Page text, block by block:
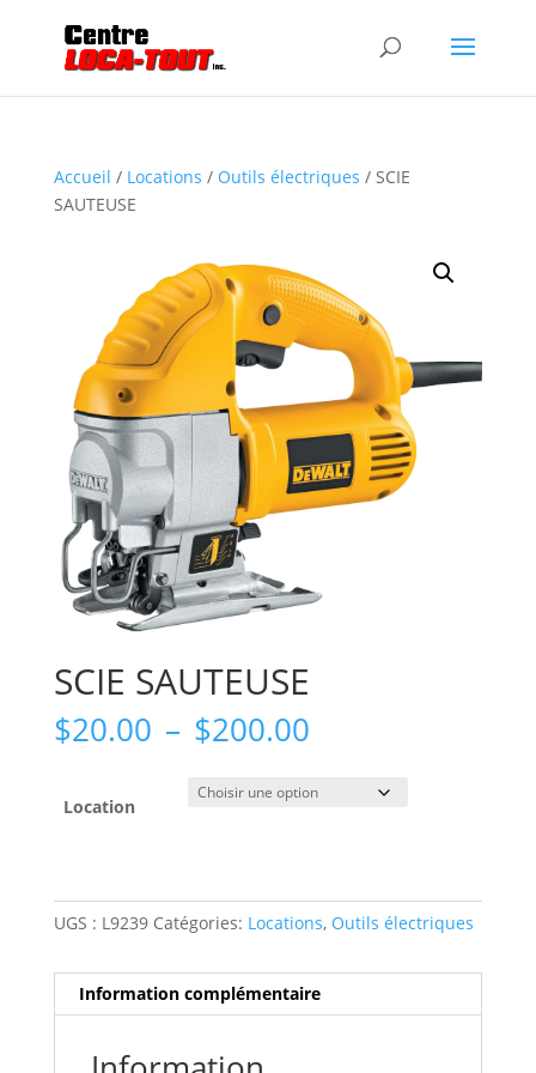
Accueil / Locations / Outils électriques / SCIE
SAUTEUSE
SCIE SAUTEUSE
$20.00 – $200.00Plage
prix :
$20.00
Location
UGS : L9239 Catégories: Locations, Outils électriques
Information complémentaire